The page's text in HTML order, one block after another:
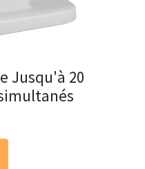
Jusqu'à 20